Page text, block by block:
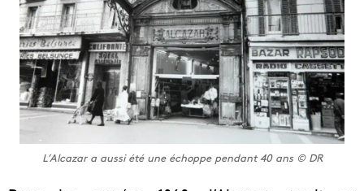
L’Alcazar a aussi été une échoppe pendant 40 ans © DR